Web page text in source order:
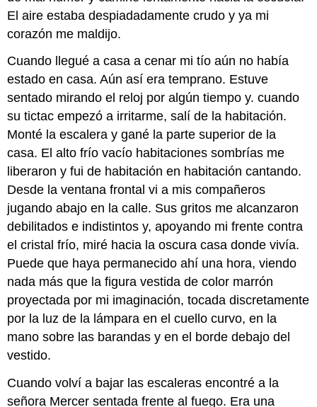
El aire estaba despiadadamente crudo y ya mi
corazón me maldijo.
Cuando llegué a casa a cenar mi tío aún no había
estado en casa. Aún así era temprano. Estuve
sentado mirando el reloj por algún tiempo y. cuando
su tictac empezó a irritarme, salí de la habitación.
Monté la escalera y gané la parte superior de la
casa. El alto frío vacío habitaciones sombrías me
liberaron y fui de habitación en habitación cantando.
Desde la ventana frontal vi a mis compañeros
jugando abajo en la calle. Sus gritos me alcanzaron
debilitados e indistintos y, apoyando mi frente contra
el cristal frío, miré hacia la oscura casa donde vivía.
Puede que haya permanecido ahí una hora, viendo
nada más que la figura vestida de color marrón
proyectada por mi imaginación, tocada discretamente
por la luz de la lámpara en el cuello curvo, en la
mano sobre las barandas y en el borde debajo del
vestido.
Cuando volví a bajar las escaleras encontré a la
señora Mercer sentada frente al fuego. Era una